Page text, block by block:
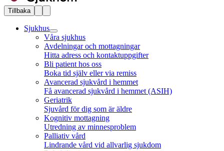
Tillbaka
Sjukhus
Våra sjukhus
Avdelningar och mottagningar
Hitta adress och kontaktuppgifter
Bli patient hos oss
Boka tid själv eller via remiss
Avancerad sjukvård i hemmet
Få avancerad sjukvård i hemmet (ASIH)
Geriatrik
Sjuvård för dig som är äldre
Kognitiv mottagning
Utredning av minnesproblem
Palliativ vård
Lindrande vård vid allvarlig sjukdom